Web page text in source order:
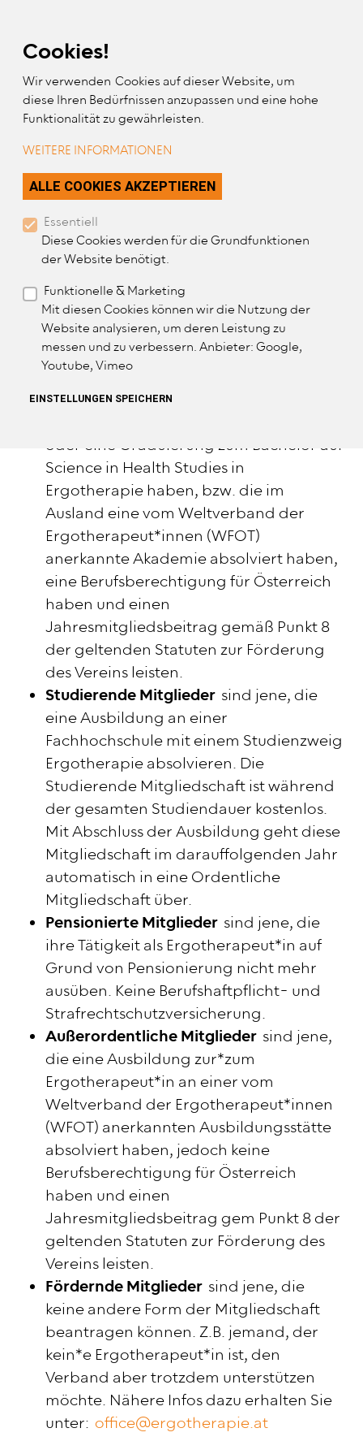
Cookies!
Wir verwenden Cookies auf dieser Website, um
diese Ihren Bedürfnissen anzupassen und eine hohe
Funktionalität zu gewährleisten.
WEITERE INFORMATIONEN
ALLE COOKIES AKZEPTIEREN
Essentiell
Diese Cookies werden für die Grundfunktionen
der Website benötigt.
Funktionelle & Marketing
Mit diesen Cookies können wir die Nutzung der
Website analysieren, um deren Leistung zu
messen und zu verbessern. Anbieter: Google,
Youtube, Vimeo
EINSTELLUNGEN SPEICHERN
Mitglied werden
Arten der Mitgliedschaft
Ordentliche Mitglieder
oder eine Graduierung zum Bachelor auf
Science in Health Studies in
Ergotherapie haben, bzw. die im
Ausland eine vom Weltverband der
Ergotherapeut*innen (WFOT)
anerkannte Akademie absolviert haben,
eine Berufsberechtigung für Österreich
haben und einen
Jahresmitgliedsbeitrag gemäß Punkt 8
der geltenden Statuten zur Förderung
des Vereins leisten.
Studierende Mitglieder sind jene, die
eine Ausbildung an einer
Fachhochschule mit einem Studienzweig
Ergotherapie absolvieren. Die
Studierende Mitgliedschaft ist während
der gesamten Studiendauer kostenlos.
Mit Abschluss der Ausbildung geht diese
Mitgliedschaft im darauffolgenden Jahr
automatisch in eine Ordentliche
Mitgliedschaft über.
Pensionierte Mitglieder sind jene, die
ihre Tätigkeit als Ergotherapeut*in auf
Grund von Pensionierung nicht mehr
ausüben. Keine Berufshaftpflicht- und
Strafrechtschutzversicherung.
Außerordentliche Mitglieder sind jene,
die eine Ausbildung zur*zum
Ergotherapeut*in an einer vom
Weltverband der Ergotherapeut*innen
(WFOT) anerkannten Ausbildungsstätte
absolviert haben, jedoch keine
Berufsberechtigung für Österreich
haben und einen
Jahresmitgliedsbeitrag gem Punkt 8 der
geltenden Statuten zur Förderung des
Vereins leisten.
Fördernde Mitglieder sind jene, die
keine andere Form der Mitgliedschaft
beantragen können. Z.B. jemand, der
kein*e Ergotherapeut*in ist, den
Verband aber trotzdem unterstützen
möchte. Nähere Infos dazu erhalten Sie
unter: office@ergotherapie.at